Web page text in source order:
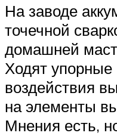
На заводе
точечной
домашней
Ходят
воздействия
на элементы
Мнения есть,